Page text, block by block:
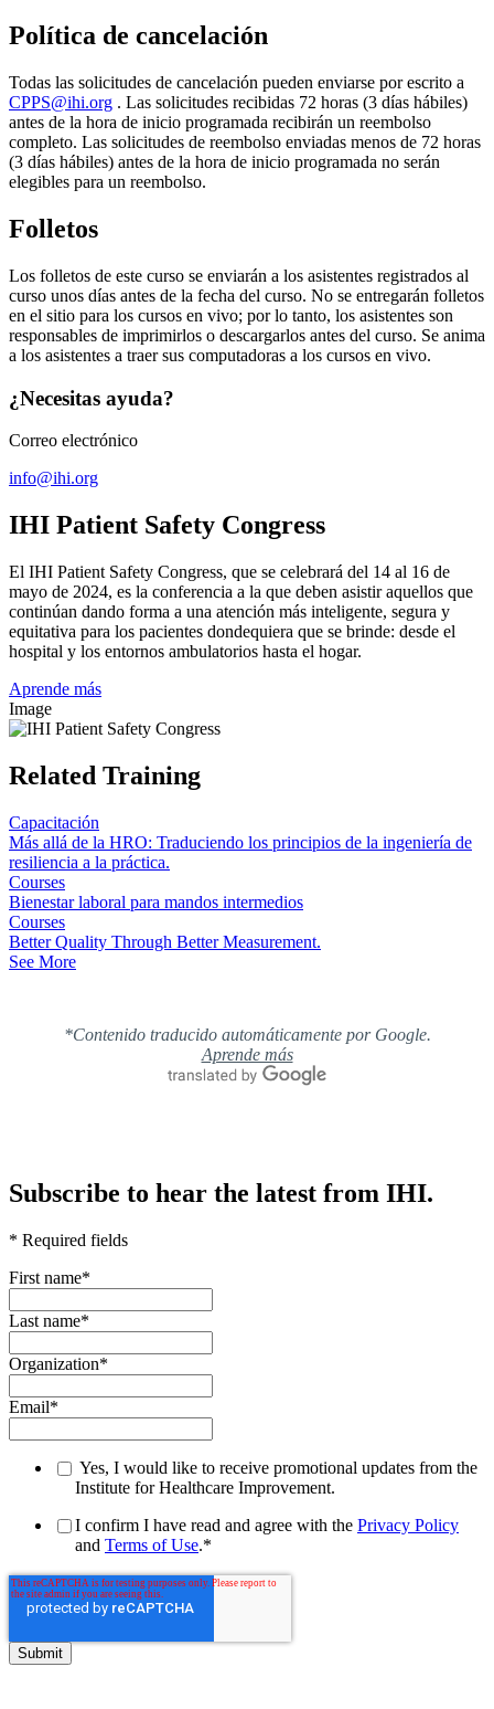
Política de cancelación ​
Todas las solicitudes de cancelación pueden enviarse por escrito a
CPPS@ihi.org ​. Las solicitudes recibidas 72 horas (3 días hábiles)
antes de la hora de inicio programada recibirán un reembolso
completo. Las solicitudes de reembolso enviadas menos de 72 horas
(3 días hábiles) antes de la hora de inicio programada no serán
elegibles para un reembolso.
​Folletos
​​Los folletos de este curso se enviarán a los asistentes registrados al
curso unos días antes de la fecha del curso. No se entregarán folletos
en el sitio para los cursos en vivo; por lo tanto, los asistentes son
responsables de imprimirlos o descargarlos antes del curso. Se anima
a los asistentes a traer sus computadoras a los cursos en vivo.
¿Necesitas ayuda?
Correo electrónico
info@ihi.org
IHI Patient Safety Congress
El IHI Patient Safety Congress, que se celebrará del 14 al 16 de
mayo de 2024, es la conferencia a la que deben asistir aquellos que
continúan dando forma a una atención más inteligente, segura y
equitativa para los pacientes dondequiera que se brinde: desde el
hospital y los entornos ambulatorios hasta el hogar.​​​​​​​​​​​​
Aprende más
Image
Related Training
Capacitación
Más allá de la HRO: Traduciendo los principios de la ingeniería de
resiliencia a la práctica.
Courses
Bienestar laboral para mandos intermedios
Courses
Better Quality Through Better Measurement.
See More
*Contenido traducido automáticamente por Google.
Aprende más
Subscribe to hear the latest from IHI.
* Required fields
First name*
Last name*
Organization*
Email*
Yes, I would like to receive promotional updates from the
Institute for Healthcare Improvement.
I confirm I have read and agree with the Privacy Policy
and Terms of Use.*